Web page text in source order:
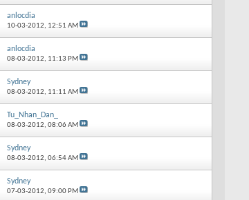
anlocdia
10-03-2012, 12:51 AM
anlocdia
08-03-2012, 11:13 PM
Sydney
08-03-2012, 11:11 AM
Tu_Nhan_Dan_
08-03-2012, 08:06 AM
Sydney
08-03-2012, 06:54 AM
Sydney
07-03-2012, 09:00 PM